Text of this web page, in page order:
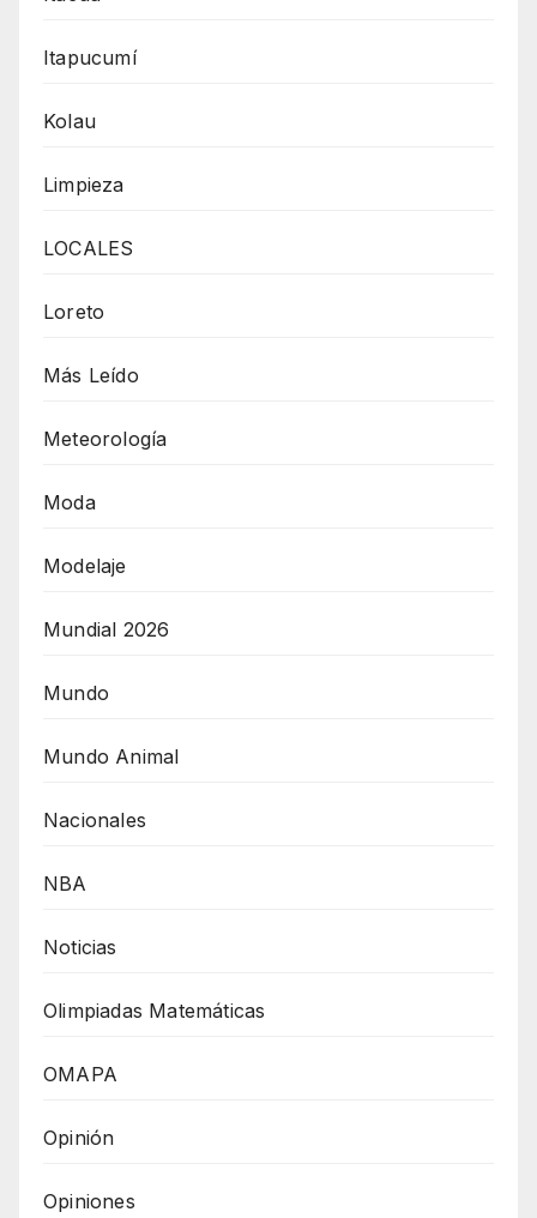
Itapucumí
Kolau
Limpieza
LOCALES
Loreto
Más Leído
Meteorología
Moda
Modelaje
Mundial 2026
Mundo
Mundo Animal
Nacionales
NBA
Noticias
Olimpiadas Matemáticas
OMAPA
Opinión
Opiniones